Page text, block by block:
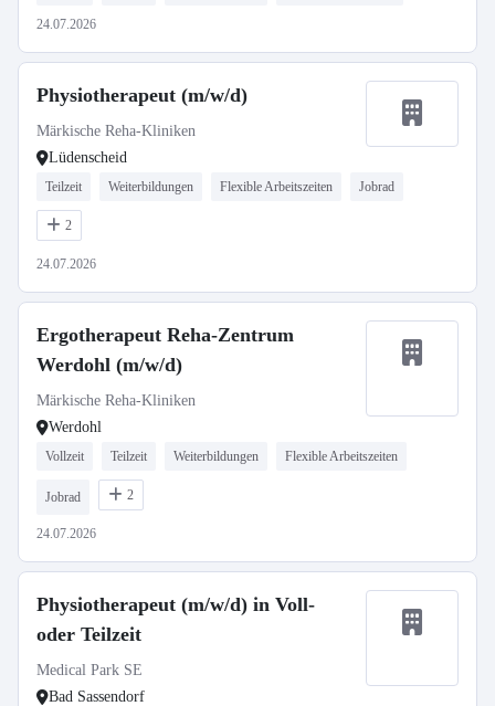
24.07.2026
Physiotherapeut (m/w/d)
Märkische Reha-Kliniken
Lüdenscheid
Teilzeit Weiterbildungen Flexible Arbeitszeiten Jobrad
2
24.07.2026
Ergotherapeut Reha-Zentrum
Werdohl (m/w/d)
Märkische Reha-Kliniken
Werdohl
Vollzeit Teilzeit Weiterbildungen Flexible Arbeitszeiten
Jobrad 2
24.07.2026
Physiotherapeut (m/w/d) in Voll-
oder Teilzeit
Medical Park SE
Bad Sassendorf